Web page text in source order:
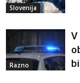
Slovenija
Razno
V